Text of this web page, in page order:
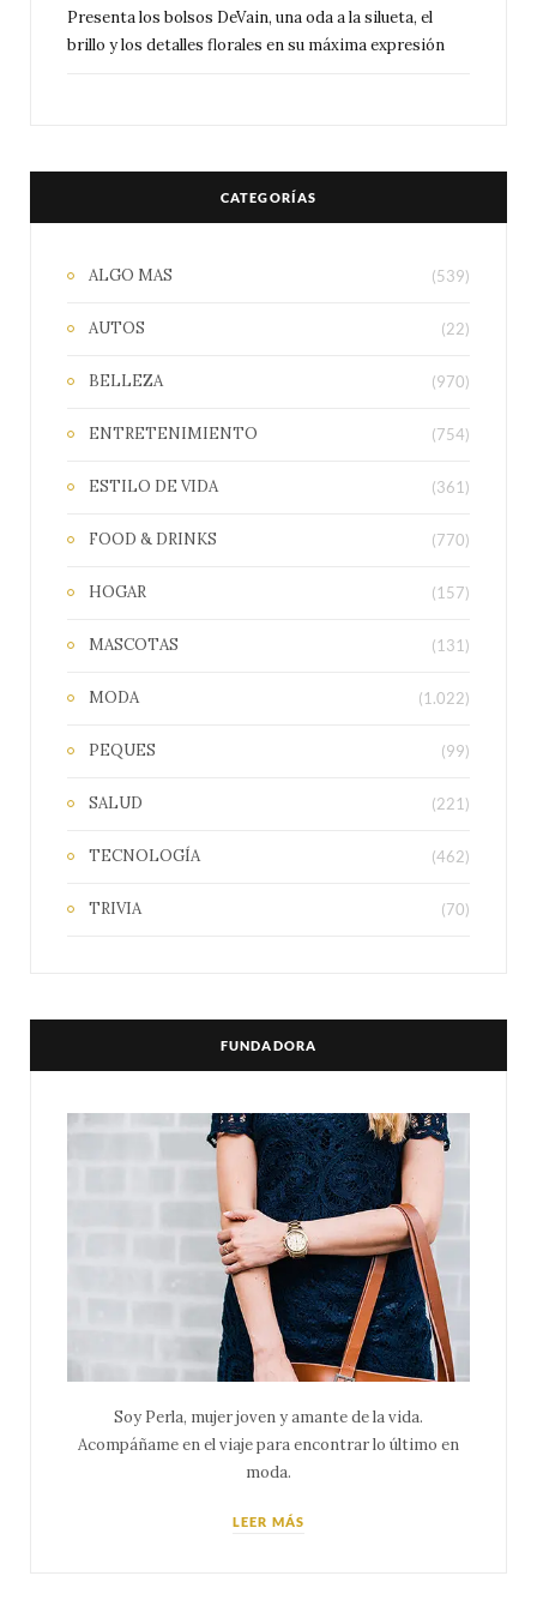
Presenta los bolsos DeVain, una oda a la silueta, el
brillo y los detalles florales en su máxima expresión
CATEGORÍAS
ALGO MAS (539)
AUTOS (22)
BELLEZA (970)
ENTRETENIMIENTO (754)
ESTILO DE VIDA (361)
FOOD & DRINKS (770)
HOGAR (157)
MASCOTAS (131)
MODA (1.022)
PEQUES (99)
SALUD (221)
TECNOLOGÍA (462)
TRIVIA (70)
FUNDADORA
Soy Perla, mujer joven y amante de la vida.
Acompáñame en el viaje para encontrar lo último en
moda.
LEER MÁS